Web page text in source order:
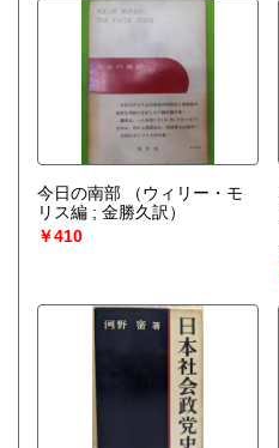
今日の南部
（ウィリー・モ
リス編 ; 金勝久訳）
￥410